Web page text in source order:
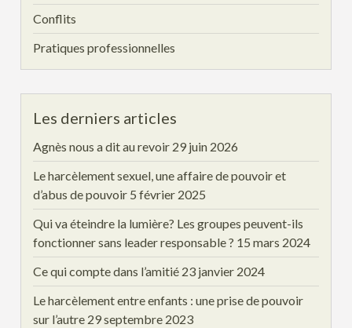
Conflits
Pratiques professionnelles
Les derniers articles
Agnès nous a dit au revoir 29 juin 2026
Le harcèlement sexuel, une affaire de pouvoir et
d’abus de pouvoir 5 février 2025
Qui va éteindre la lumière? Les groupes peuvent-ils
fonctionner sans leader responsable ? 15 mars 2024
Ce qui compte dans l’amitié 23 janvier 2024
Le harcèlement entre enfants : une prise de pouvoir
sur l’autre 29 septembre 2023